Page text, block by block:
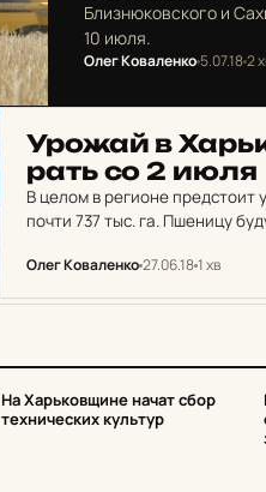
Близнюковского и
10 июля.
Олег Коваленко5.07.182
Урожай в
рать со 2 июля
В целом в регионе
почти 737 тыс. га. Пшеницу
Олег Коваленко27.06.181 хв
2
На Харьковщине начат сбор
технических культур